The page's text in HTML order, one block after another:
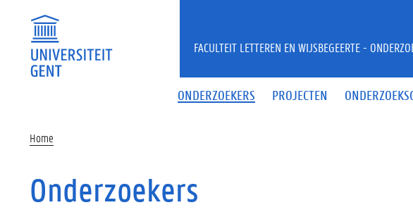
ONDERZOEKERS PROJECTEN
FACULTEIT LETTEREN EN WIJSBEGEERTE -
Home
Onderzoekers